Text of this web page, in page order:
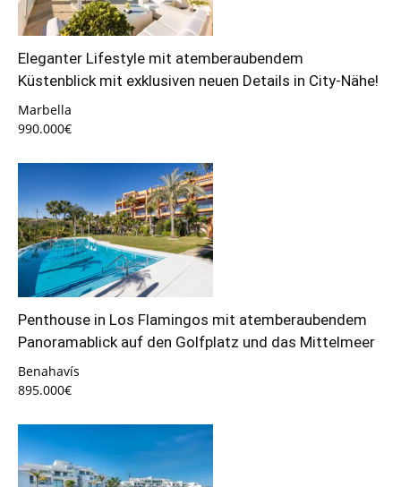
Eleganter Lifestyle mit atemberaubendem
Küstenblick mit exklusiven neuen Details in City-Nähe!
Marbella
990.000€
Penthouse in Los Flamingos mit atemberaubendem
Panoramablick auf den Golfplatz und das Mittelmeer
Benahavís
895.000€